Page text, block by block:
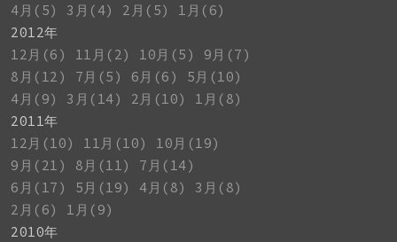
4月(5)
3月(4) 2月(5)
1月(6)
2012年
12月(6)
11月(2) 10月(5)
9月(7)
8月(12)
7月(5) 6月(6)
5月(10)
4月(9)
3月(14) 2月(10)
1月(8)
2011年
12月(10)
11月(10)
10月(19)
9月(21)
8月(11)
7月(14)
6月(17)
5月(19) 4月(8)
3月(8)
2月(6)
1月(9)
2010年